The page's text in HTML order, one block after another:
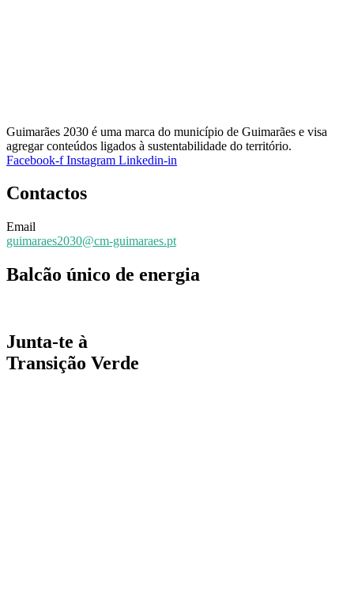
Guimarães 2030 é uma marca do município de Guimarães e visa
agregar conteúdos ligados à sustentabilidade do território.
Facebook-f Instagram Linkedin-in
Contactos
Email
guimaraes2030@cm-guimaraes.pt
Balcão único de energia
Junta-te à
Transição Verde